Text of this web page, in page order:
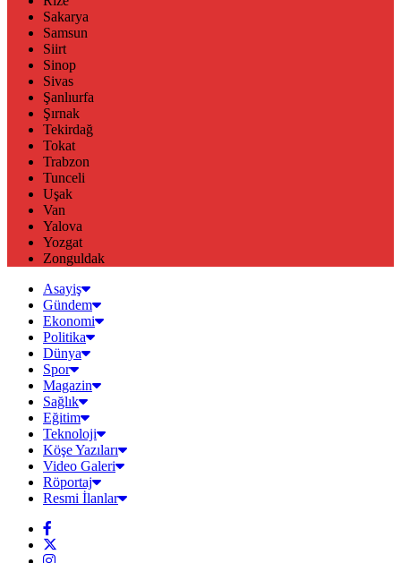
Sakarya
Samsun
Siirt
Sinop
Sivas
Şanlıurfa
Şırnak
Tekirdağ
Tokat
Trabzon
Tunceli
Uşak
Van
Yalova
Yozgat
Zonguldak
Asayiş
Gündem
Ekonomi
Politika
Dünya
Spor
Magazin
Sağlık
Eğitim
Teknoloji
Köşe Yazıları
Video Galeri
Röportaj
Resmi İlanlar